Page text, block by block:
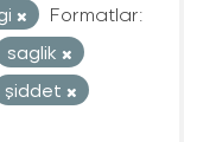
Formatlar:
saglik
şiddet